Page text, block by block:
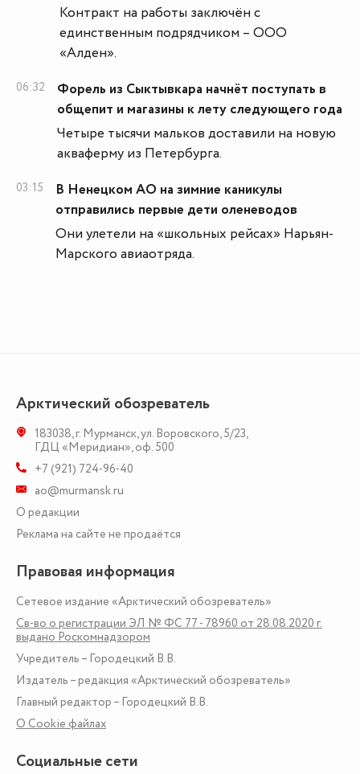
Контракт на работы заключён с
единственным подрядчиком – ООО
«Алден».
06:32
Форель из Сыктывкара начнёт поступать в
общепит и магазины к лету следующего года
Четыре тысячи мальков доставили на новую
акваферму из Петербурга.
03:15
В Ненецком АО на зимние каникулы
отправились первые дети оленеводов
Они улетели на «школьных рейсах» Нарьян-
Марского авиаотряда.
Арктический обозреватель
183038,г. Мурманск,ул. Воровского, 5/23,
ГДЦ «Меридиан», оф. 500
+7 (921) 724-96-40
ao@murmansk.ru
О редакции
Реклама на сайте не продаётся
Правовая информация
Сетевое издание «Арктический обозреватель»
Св-во о регистрации ЭЛ № ФС 77 - 78960 от 28.08.2020 г.
выдано Роскомнадзором
Учредитель – Городецкий В.В.
Издатель – редакция «Арктический обозреватель»
Главный редактор – Городецкий В.В.
О Сookie файлах
Социальные сети